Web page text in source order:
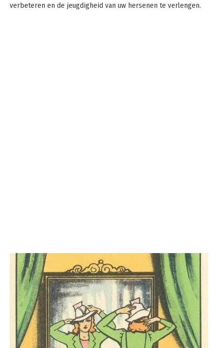
verbeteren en de jeugdigheid van uw hersenen te verlengen.